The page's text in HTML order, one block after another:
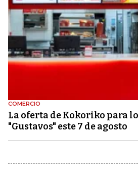
COMERCIO
La oferta de Kokoriko para
"Gustavos" este 7 de agosto